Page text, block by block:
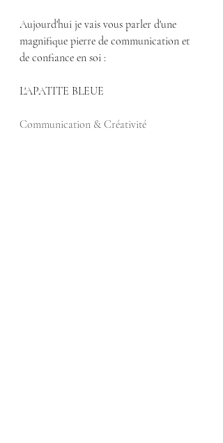
Aujourd'hui je vais vous parler d'une
magnifique pierre de communication et
de confiance en soi :
L'APATITE BLEUE
Communication & Créativité